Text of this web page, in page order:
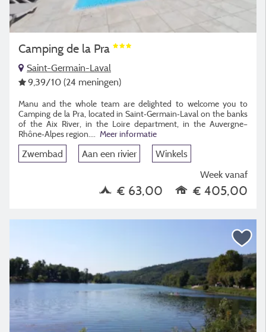
Camping de la Pra
Saint-Germain-Laval
9,39/10 (24 meningen)
Manu and the whole team are delighted to welcome you to
Camping de la Pra, located in Saint‑Germain‑Laval on the banks
of the Aix River, in the Loire department, in the Auvergne–
Rhône‑Alpes region.
Meer informatie
Zwembad Aan een rivier
Winkels
Week vanaf
€ 63,00 € 405,00